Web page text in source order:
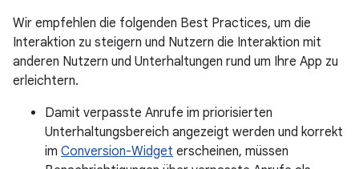
Wir empfehlen die folgenden Best Practices, um die
Interaktion zu steigern und Nutzern die Interaktion mit
anderen Nutzern und Unterhaltungen rund um Ihre App zu
erleichtern.
Damit verpasste Anrufe im priorisierten
Unterhaltungsbereich angezeigt werden und korrekt
im Conversion-Widget erscheinen, müssen